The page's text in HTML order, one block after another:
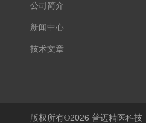
公司简介
新闻中心
技术文章
版权所有©2026 普迈精医科